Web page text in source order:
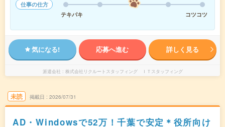
仕事の仕方
テキパキ
コツコツ
気になる! 応募へ進む 詳しく見る
派遣会社 株式会社リクルートスタッフィング ＩＴスタッフィング
未読 掲載日 2026/07/31
AD・Windowsで52万！千葉で安定＊役所向け